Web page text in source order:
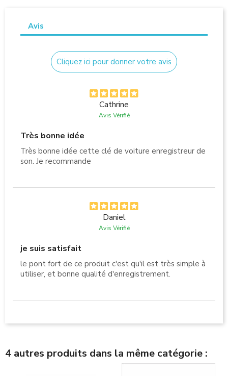
Avis
Cliquez ici pour donner votre avis
Cathrine
Avis Vérifié
Très bonne idée
Très bonne idée cette clé de voiture enregistreur de
son. Je recommande
Daniel
Avis Vérifié
je suis satisfait
le pont fort de ce produit c'est qu'il est très simple à
utiliser, et bonne qualité d'enregistrement.
4 autres produits dans la même catégorie :